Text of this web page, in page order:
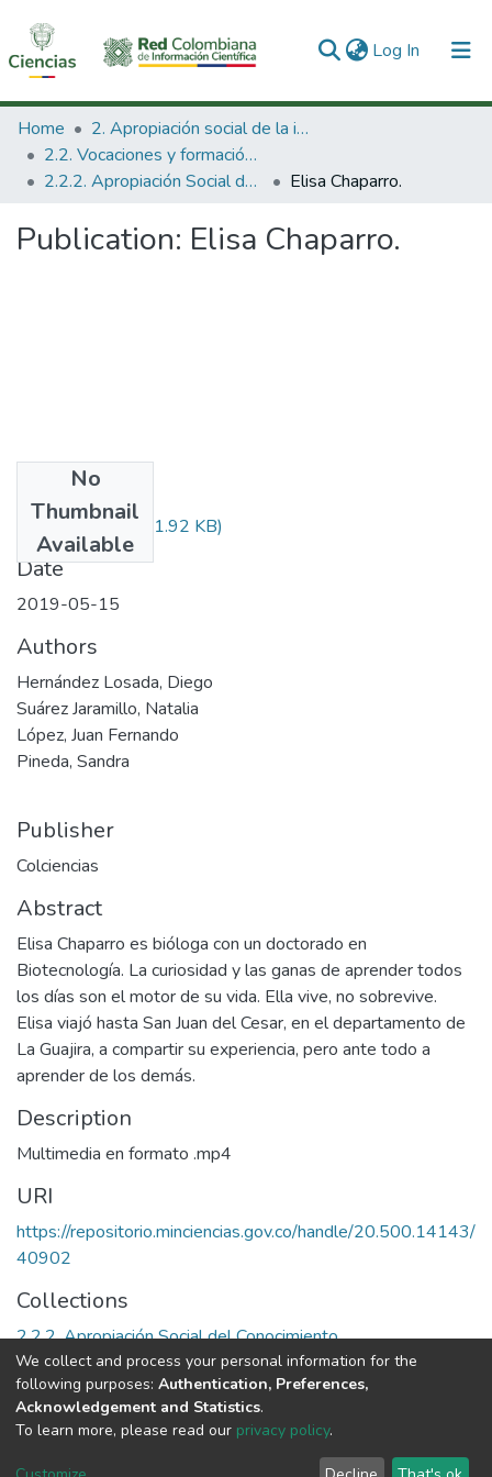
Log In (current)
Communities & Collections
All of DSpace
Home
2. Apropiación social de la información en Ciencia Tecnología e Innovación
2.2. Vocaciones y formación de la CTeI
2.2.2. Apropiación Social del Conocimiento
Elisa Chaparro.
Publication: Elisa Chaparro.
No
Thumbnail
Available
Audiovisual.pdf(31.92 KB)
Date
2019-05-15
Authors
Hernández Losada, Diego
Suárez Jaramillo, Natalia
López, Juan Fernando
Pineda, Sandra
Publisher
Colciencias
Abstract
Elisa Chaparro es bióloga con un doctorado en
Biotecnología. La curiosidad y las ganas de aprender todos
los días son el motor de su vida. Ella vive, no sobrevive.
Elisa viajó hasta San Juan del Cesar, en el departamento de
La Guajira, a compartir su experiencia, pero ante todo a
aprender de los demás.
Description
Multimedia en formato .mp4
URI
https://repositorio.minciencias.gov.co/handle/20.500.14143/
40902
Collections
2.2.2. Apropiación Social del Conocimiento
Full item page
DSpace software copyright © 2002-2026
Cookie End User Send
We collect and process your personal information for the
following purposes: Authentication, Preferences,
Acknowledgement and Statistics.
To learn more, please read our privacy policy.